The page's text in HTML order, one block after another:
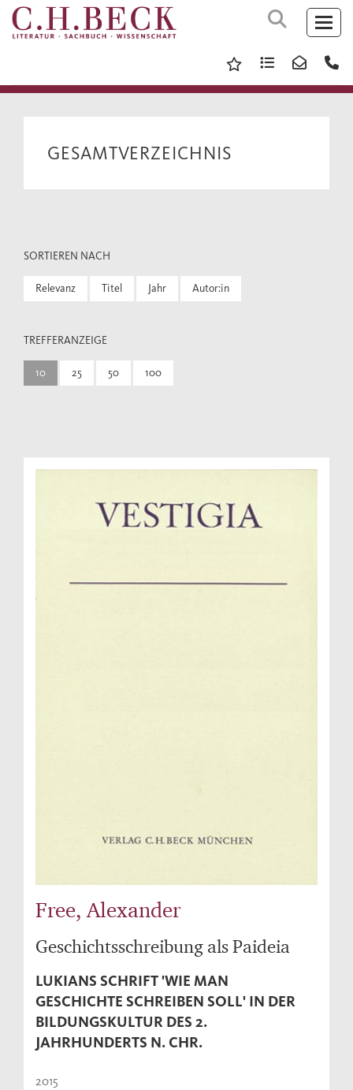
GESAMTVERZEICHNIS
SORTIEREN NACH
Relevanz Titel Jahr Autor:in
TREFFERANZEIGE
10 25 50 100
Free, Alexander
Geschichtsschreibung als Paideia
LUKIANS SCHRIFT 'WIE MAN
GESCHICHTE SCHREIBEN SOLL' IN DER
BILDUNGSKULTUR DES 2.
JAHRHUNDERTS N. CHR.
2015